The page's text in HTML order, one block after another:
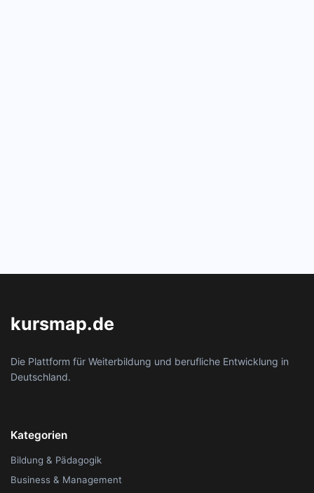
kursmap.de
Die Plattform für Weiterbildung und berufliche Entwicklung in
Deutschland.
Kategorien
Bildung & Pädagogik
Business & Management